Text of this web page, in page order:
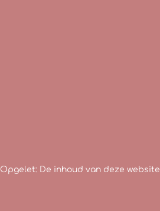
Opgelet: De inhoud van deze